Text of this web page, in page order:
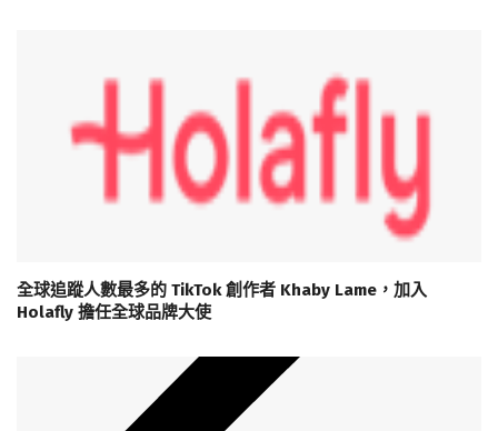
全球追蹤人數最多的 TikTok 創作者 Khaby Lame，加入
Holafly 擔任全球品牌大使